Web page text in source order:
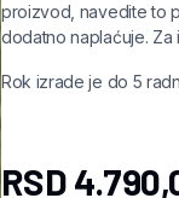
proizvod, navedite to
dodatno naplaćuje. Za
Rok izrade je do 5
RSD